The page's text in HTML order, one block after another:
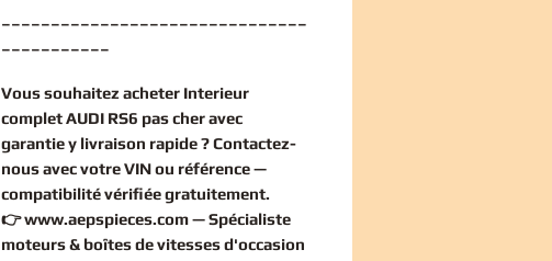
Vous souhaitez acheter Interieur
complet AUDI RS6 pas cheravec
garantie y livraison rapide ? Contactez-
nous avec votre VIN ou référence —
compatibilité vérifiéegratuitement.
👉www.aepspieces.com— Spécialiste
moteurs & boîtes de vitesses d'occasion